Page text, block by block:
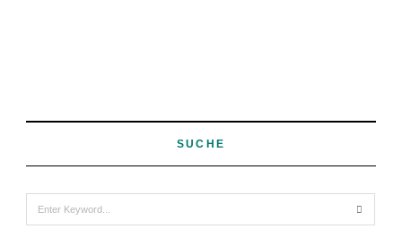
SUCHE